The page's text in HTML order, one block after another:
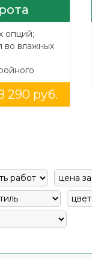
опций;
во влажных
290 руб.